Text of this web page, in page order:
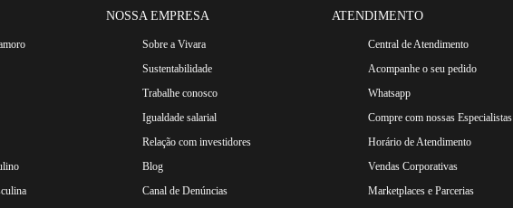
NOSSA EMPRESA
Sobre a Vivara
Sustentabilidade
Trabalhe conosco
Igualdade salarial
Relação com investidores
Blog
Canal de Denúncias
ATENDIMENTO
Central de Atendimento
Acompanhe o seu pedido
Whatsapp
Compre com nossas Especialistas
Horário de Atendimento
Vendas Corporativas
Marketplaces e Parcerias